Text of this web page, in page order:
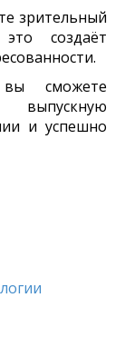
зрительный
создаёт
сможете
выпускную
и успешно